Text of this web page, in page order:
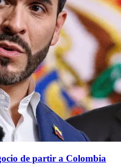
de partir a Colombia